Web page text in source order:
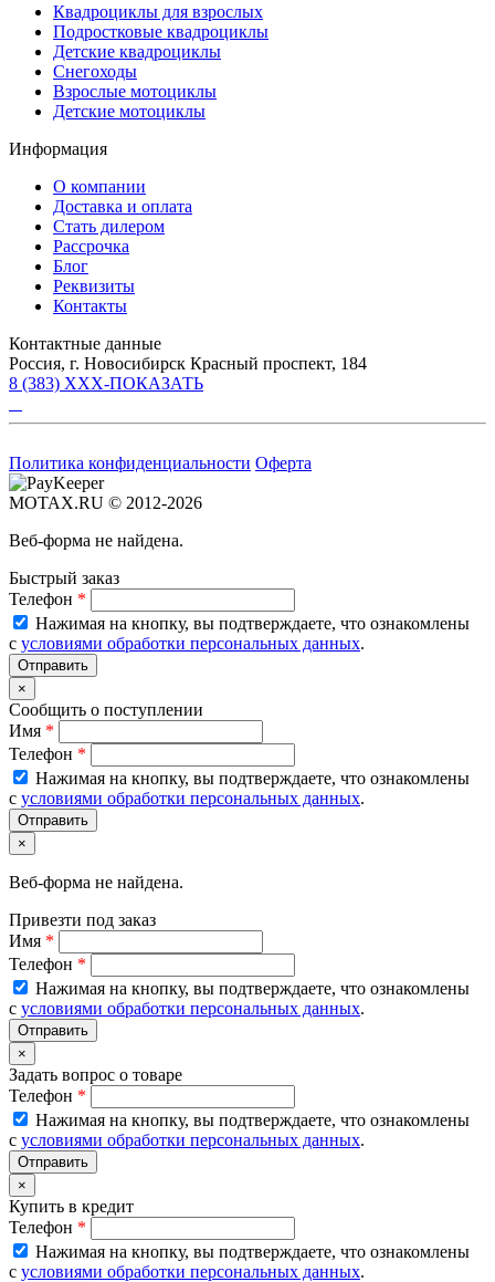
Квадроциклы для взрослых
Подростковые квадроциклы
Детские квадроциклы
Снегоходы
Взрослые мотоциклы
Детские мотоциклы
Информация
О компании
Доставка и оплата
Стать дилером
Рассрочка
Блог
Реквизиты
Контакты
Контактные данные
Россия, г. Новосибирск Красный проспект, 184
8 (383) XXX-ПОКАЗАТЬ
Политика конфиденциальности Оферта
MOTAX.RU © 2012-2026
Веб-форма не найдена.
Быстрый заказ
Телефон *
Нажимая на кнопку, вы подтверждаете, что ознакомлены
с условиями обработки персональных данных.
×
Сообщить о поступлении
Имя *
Телефон *
Нажимая на кнопку, вы подтверждаете, что ознакомлены
с условиями обработки персональных данных.
×
Веб-форма не найдена.
Привезти под заказ
Имя *
Телефон *
Нажимая на кнопку, вы подтверждаете, что ознакомлены
с условиями обработки персональных данных.
×
Задать вопрос о товаре
Телефон *
Нажимая на кнопку, вы подтверждаете, что ознакомлены
с условиями обработки персональных данных.
×
Купить в кредит
Телефон *
Нажимая на кнопку, вы подтверждаете, что ознакомлены
с условиями обработки персональных данных.